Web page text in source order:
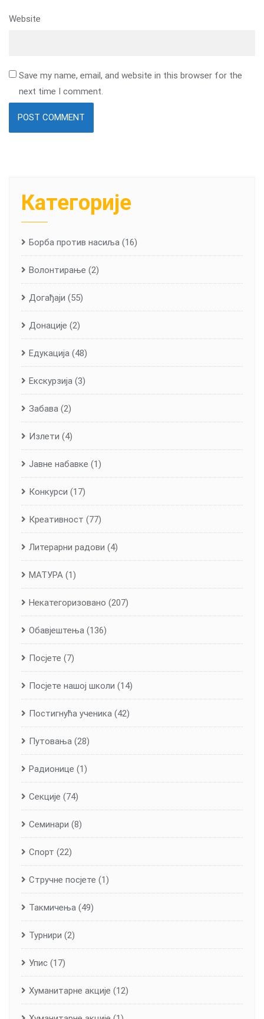
Website
Save my name, email, and website in this browser for the
next time I comment.
Категорије
Борба против насиља (16)
Волонтирање (2)
Догађаји (55)
Донације (2)
Едукација (48)
Екскурзија (3)
Забава (2)
Излети (4)
Јавне набавке (1)
Конкурси (17)
Креативност (77)
Литерарни радови (4)
МАТУРА (1)
Некатегоризовано (207)
Обавјештења (136)
Посјете (7)
Посјете нашој школи (14)
Постигнућа ученика (42)
Путовања (28)
Радионице (1)
Секције (74)
Семинари (8)
Спорт (22)
Стручне посјете (1)
Такмичења (49)
Турнири (2)
Упис (17)
Хуманитарне aкције (12)